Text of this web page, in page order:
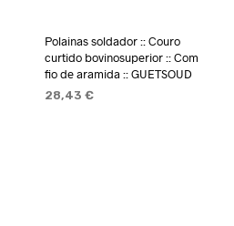
Polainas soldador :: Couro
curtido bovinosuperior :: Com
fio de aramida :: GUETSOUD
28,43€